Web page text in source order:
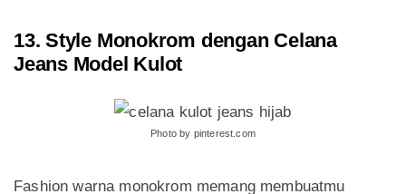
13. Style Monokrom dengan Celana
Jeans Model Kulot
Photo by pinterest.com
Fashion warna monokrom memang membuatmu